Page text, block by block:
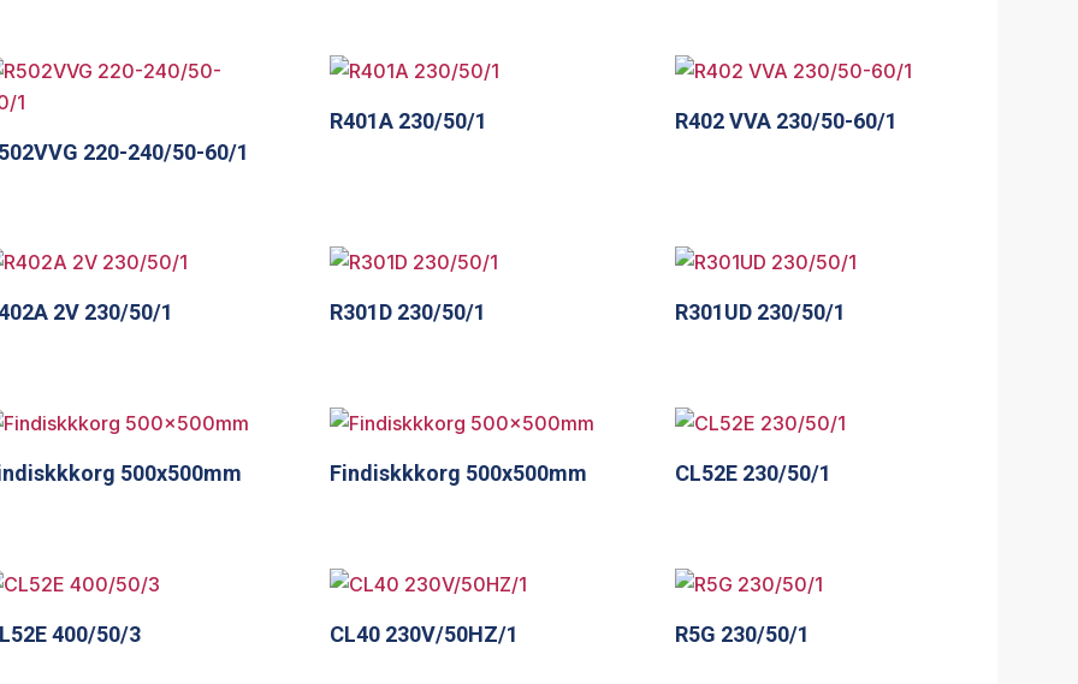
220-240/50-60/1
R401A 230/50/1 R402 VVA 230/50-60/1
2V 230/50/1 R301D 230/50/1 R301UD 230/50/1
500x500mm Findiskkkorg 500x500mm CL52E 230/50/1
400/50/3 CL40 230V/50HZ/1 R5G 230/50/1